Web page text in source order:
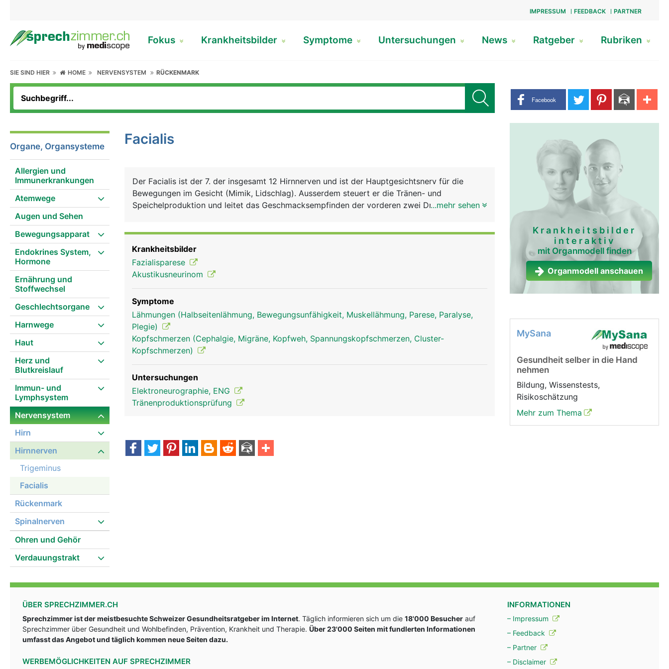
IMPRESSUM FEEDBACK PARTNER
Fokus Krankheitsbilder Symptome Untersuchungen News Ratgeber Rubriken
SIE SIND HIER HOME NERVENSYSTEM RÜCKENMARK
Share buttons
Facebook
Organe, Organsysteme
Allergien und
Immunerkrankungen
Atemwege
Augen und Sehen
Bewegungsapparat
Endokrines System,
Hormone
Ernährung und
Stoffwechsel
Geschlechtsorgane
Harnwege
Haut
Herz und
Blutkreislauf
Immun- und
Lymphsystem
Nervensystem
Hirn
Hirnnerven
Trigeminus
Facialis
Rückenmark
Spinalnerven
Ohren und Gehör
Verdauungstrakt
Facialis
Der Facialis ist der 7. der insgesamt 12 Hirnnerven und ist der Hauptgesichtsnerv für die
Bewegungen im Gesicht (Mimik, Lidschlag). Ausserdem steuert er die Tränen- und
Speichelproduktion und leitet das Geschmacksempfinden der vorderen zwei Drittel der
...mehr sehen
Krankheitsbilder
Fazialisparese
Akustikusneurinom
Symptome
Lähmungen (Halbseitenlähmung, Bewegungsunfähigkeit, Muskellähmung, Parese, Paralyse,
Plegie)
Kopfschmerzen (Cephalgie, Migräne, Kopfweh, Spannungskopfschmerzen, Cluster-
Kopfschmerzen)
Untersuchungen
Elektroneurographie, ENG
Tränenproduktionsprüfung
Krankheitsbilder
interaktiv
mit Organmodell finden
Organmodell anschauen
MySana
Gesundheit selber in die Hand
nehmen
Bildung, Wissenstests,
Risikoschätzung
Mehr zum Thema
ÜBER SPRECHZIMMER.CH
Sprechzimmer ist der meistbesuchte Schweizer Gesundheitsratgeber im Internet. Täglich informieren sich um die 18'000 Besucher auf
Sprechzimmer über Gesundheit und Wohlbefinden, Prävention, Krankheit und Therapie. Über 23'000 Seiten mit fundlerten Informationen
umfasst das Angebot und täglich kommen neue Seiten dazu.
WERBEMÖGLICHKEITEN AUF SPRECHZIMMER
INFORMATIONEN
– Impressum
– Feedback
– Partner
– Disclaimer